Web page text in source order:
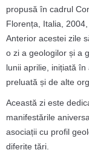
propusă în cadrul
Florența, Italia,
Anterior acestei zile
o zi a geologilor și a
lunii aprilie, inițiată
preluată și de alte
Această zi este
manifestările
asociații cu profil
diferite țări.